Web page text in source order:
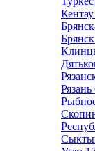
Кентау
Брянск
Рязань